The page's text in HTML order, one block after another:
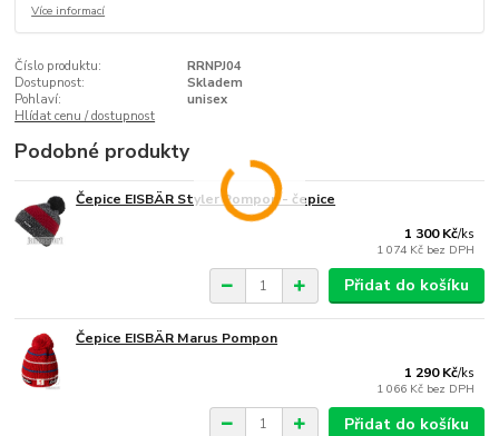
Více informací
Číslo produktu:
RRNPJ04
Dostupnost:
Skladem
Pohlaví:
unisex
Hlídat cenu / dostupnost
Podobné produkty
Čepice EISBÄR Styler Pompon - čepice
1 300 Kč/ks
1 074 Kč bez DPH
Přidat do košíku
Čepice EISBÄR Marus Pompon
1 290 Kč/ks
1 066 Kč bez DPH
Přidat do košíku